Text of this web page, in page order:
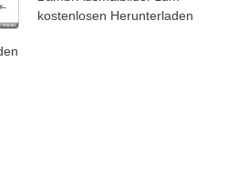
kostenlosen Herunterladen